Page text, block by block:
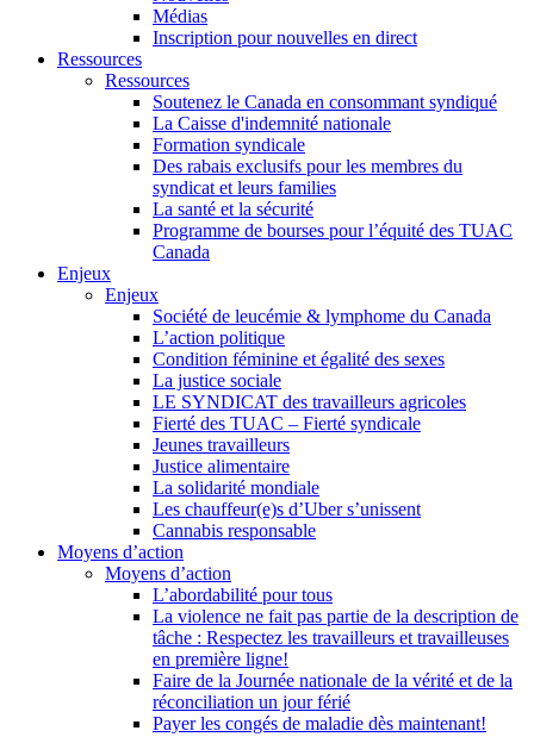
Médias
Inscription pour nouvelles en direct
Ressources
Ressources
Soutenez le Canada en consommant syndiqué
La Caisse d'indemnité nationale
Formation syndicale
Des rabais exclusifs pour les membres du
syndicat et leurs families
La santé et la sécurité
Programme de bourses pour l’équité des TUAC
Canada
Enjeux
Enjeux
Société de leucémie & lymphome du Canada
L’action politique
Condition féminine et égalité des sexes
La justice sociale
LE SYNDICAT des travailleurs agricoles
Fierté des TUAC – Fierté syndicale
Jeunes travailleurs
Justice alimentaire
La solidarité mondiale
Les chauffeur(e)s d’Uber s’unissent
Cannabis responsable
Moyens d’action
Moyens d’action
L’abordabilité pour tous
La violence ne fait pas partie de la description de
tâche : Respectez les travailleurs et travailleuses
en première ligne!
Faire de la Journée nationale de la vérité et de la
réconciliation un jour férié
Payer les congés de maladie dès maintenant!